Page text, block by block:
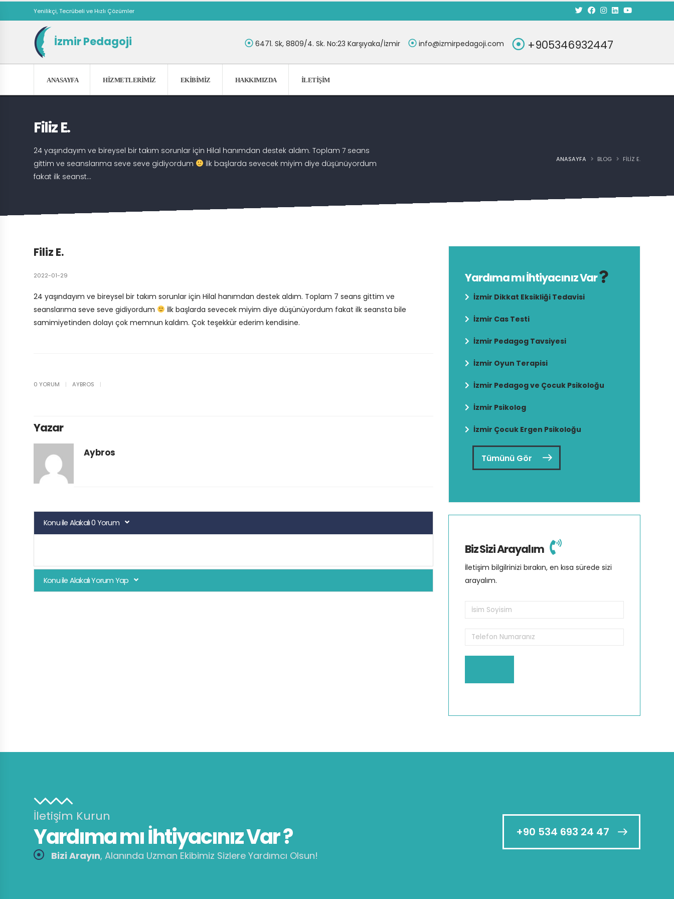
Yenilikçi, Tecrübeli ve Hızlı Çözümler
İzmir Pedagoji 6471. Sk, 8809/4. Sk. No:23 Karşıyaka/İzmir info@izmirpedagoji.com +905346932447
ANASAYFA HIZMETLERIMIZ EKIBIMIZ HAKKIMIZDA İLETIŞIM
ANASAYFA BLOG FILIZ E.
Filiz E.
24 yaşındayım ve bireysel bir takım sorunlar için Hilal hanımdan destek aldım. Toplam 7 seans
gittim ve seanslarıma seve seve gidiyordum
İlk başlarda sevecek miyim diye düşünüyordum
fakat ilk seanst...
Filiz E.
2022-01-29
24 yaşındayım ve bireysel bir takım sorunlar için Hilal hanımdan destek aldım. Toplam 7 seans gittim ve
seanslarıma seve seve gidiyordum
İlk başlarda sevecek miyim diye düşünüyordum fakat ilk seansta bile
samimiyetinden dolayı çok memnun kaldım. Çok teşekkür ederim kendisine.
0 YORUM | AYBROS |
Yazar
Aybros
Konu ile Alakalı 0 Yorum
Konu ile Alakalı Yorum Yap
Yardıma mı İhtiyacınız Var
İzmir Dikkat Eksikliği Tedavisi
İzmir Cas Testi
İzmir Pedagog Tavsiyesi
İzmir Oyun Terapisi
İzmir Pedagog ve Çocuk Psikoloğu
İzmir Psikolog
İzmir Çocuk Ergen Psikoloğu
Tümünü Gör
Biz Sizi Arayalım
İletişim bilgilrinizi bırakın, en kısa sürede sizi
arayalım.
İletişim Kurun
Yardıma mı İhtiyacınız Var ?
Bizi Arayın, Alanında Uzman Ekibimiz Sizlere Yardımcı Olsun!
+90 534 693 24 47